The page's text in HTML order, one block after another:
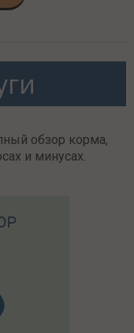
обзор корма,
и минусах.